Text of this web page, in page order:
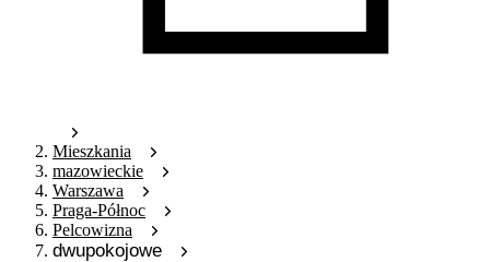
Mieszkania
mazowieckie
Warszawa
Praga-Północ
Pelcowizna
dwupokojowe